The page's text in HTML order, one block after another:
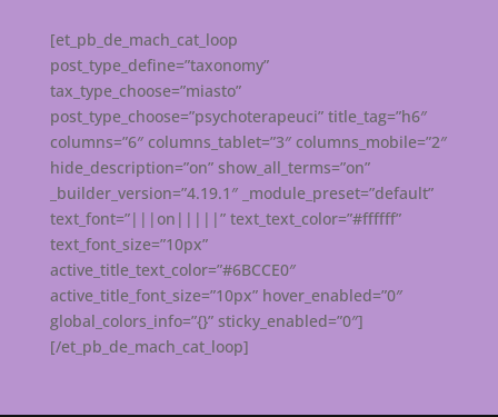
[et_pb_de_mach_cat_loop
post_type_define=”taxonomy”
tax_type_choose=”miasto”
post_type_choose=”psychoterapeuci” title_tag=”h6″
columns=”6″ columns_tablet=”3″ columns_mobile=”2″
hide_description=”on” show_all_terms=”on”
_builder_version=”4.19.1″ _module_preset=”default”
text_font=”|||on|||||” text_text_color=”#ffffff”
text_font_size=”10px”
active_title_text_color=”#6BCCE0″
active_title_font_size=”10px” hover_enabled=”0″
global_colors_info=”{}” sticky_enabled=”0″]
[/et_pb_de_mach_cat_loop]